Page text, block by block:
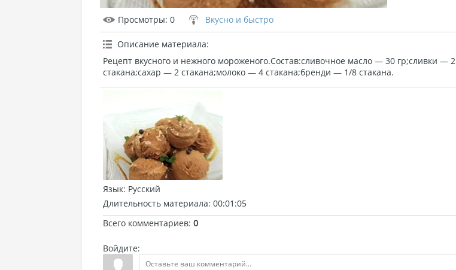
Просмотры: 0 Вкусно и быстро
Описание материала:
Рецепт вкусного и нежного мороженого.Состав:сливочное масло — 30 гр;сливки — 2
стакана;сахар — 2 стакана;молоко — 4 стакана;бренди — 1/8 стакана.
Язык: Русский
Длительность материала: 00:01:05
Всего комментариев: 0
Войдите: